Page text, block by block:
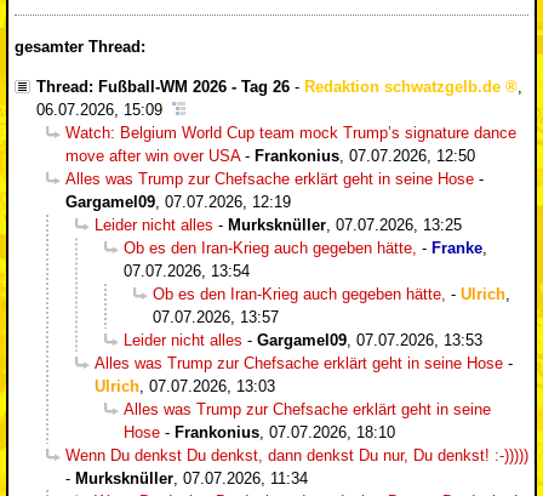
gesamter Thread:
Thread: Fußball-WM 2026 - Tag 26 - Redaktion schwatzgelb.de
06.07.2026, 15:09
Watch: Belgium World Cup team mock Trump’s signature dance
move after win over USA- Frankonius 07.07.2026, 12:50
Alles was Trump zur Chefsache erklärt geht in seine Hose -
Gargamel09 07.07.2026, 12:19
Leider nicht alles - Murksknüller 07.07.2026, 13:25
Ob es den Iran-Krieg auch gegeben hätte, - Franke
07.07.2026, 13:54
Ob es den Iran-Krieg auch gegeben hätte, - Ulrich
07.07.2026, 13:57
Leider nicht alles - Gargamel09 07.07.2026, 13:53
Alles was Trump zur Chefsache erklärt geht in seine Hose -
Ulrich 07.07.2026, 13:03
Alles was Trump zur Chefsache erklärt geht in seine
Hose - Frankonius 07.07.2026, 18:10
Wenn Du denkst Du denkst, dann denkst Du nur, Du denkst! :-)))))
- Murksknüller 07.07.2026, 11:34